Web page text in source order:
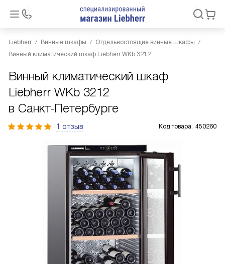
Liebherr Винные шкафы
Отдельностоящие винные шкафы
Винный климатический шкаф Liebherr WKb 3212
Винный климатический шкаф
Liebherr WKb 3212
в Санкт-Петербурге
1 отзыв Код товара: 450260